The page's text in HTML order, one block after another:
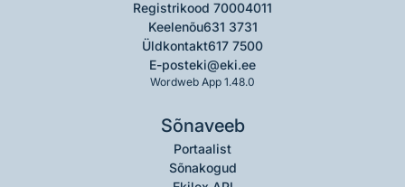
Registrikood 70004011
Keelenõu631 3731
Üldkontakt617 7500
E-posteki@eki.ee
Wordweb App 1.48.0
Sõnaveeb
Portaalist
Sõnakogud